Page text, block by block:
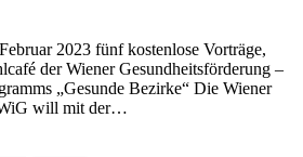
2023 fünf kostenlose Vorträge,
der Wiener Gesundheitsförderung –
„Gesunde Bezirke“ Die Wiener
will mit der…